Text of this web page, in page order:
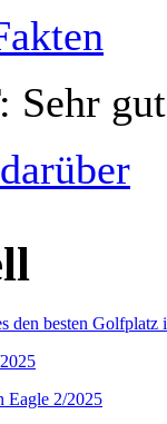
Sehr
den besten
Eagle 2/2025